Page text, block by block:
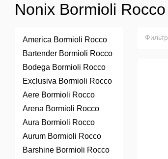
Nonix Bormioli Rocco
Фильтр
America Bormioli Rocco
Bartender Bormioli Rocco
Bodega Bormioli Rocco
Exclusiva Bormioli Rocco
Aere Bormioli Rocco
Arena Bormioli Rocco
Aura Bormioli Rocco
Aurum Bormioli Rocco
Barshine Bormioli Rocco